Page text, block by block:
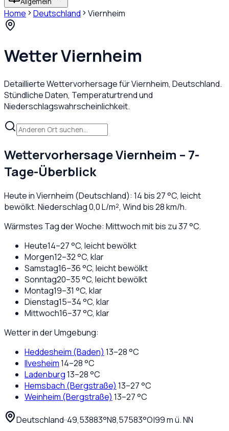
Home Deutschland Viernheim
WetterViernheim
Detaillierte Wettervorhersage fürViernheim, Deutschland.
Stündliche Daten, Temperaturtrend und
Niederschlagswahrscheinlichkeit.
WettervorhersageViernheim – 7-
Tage-Überblick
Heute inViernheim (Deutschland): 14 bis27°C, leicht
bewölkt. Niederschlag0,0L/m², Wind bis28km/h.
Wärmstes Tag der Woche: Mittwoch mit bis zu 37 °C.
Heute14–27°C, leicht bewölkt
Morgen12–32°C, klar
Samstag16–36°C, leicht bewölkt
Sonntag20–35°C, leicht bewölkt
Montag19–31 °C, klar
Dienstag15–34°C, klar
Mittwoch16–37°C, klar
Wetter in der Umgebung:
Heddesheim (Baden) 13–28°C
Ilvesheim14–28°C
Ladenburg13–28°C
Hemsbach (Bergstraße) 13–27°C
Weinheim (Bergstraße) 13–27°C
Deutschland··49,53883°N8,57583°O|99m ü. NN